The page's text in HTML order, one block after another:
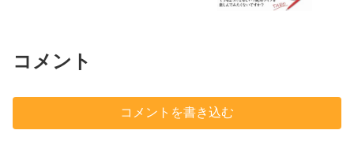
コメント
コメントを書き込む